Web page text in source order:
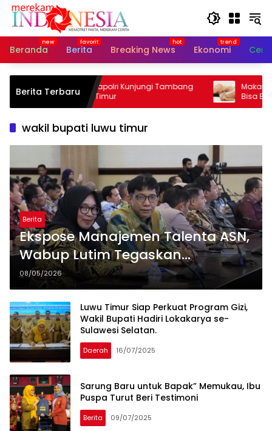
Langsung
Beranda
Berita Breaking News Ekonomi
Berita Terbaru
Astamaops Kapolri Kunjungi Tambang
Vale di Luwu Timur
Makanan
Bisa Bikin
wakil bupati luwu timur
Berita
Ekspose Manajemen Talenta ASN,
Wabup Lutim Tegaskan
Pentingnya Sistem Merit
08/05/2026
Luwu Timur Siap Perkuat Program Gizi,
Wakil Bupati Hadiri Lokakarya se-
Sulawesi Selatan.
Daerah 16/07/2025
Sarung Baru untuk Bapak” Memukau, Ibu
Puspa Turut Beri Testimoni
Berita 09/07/2025